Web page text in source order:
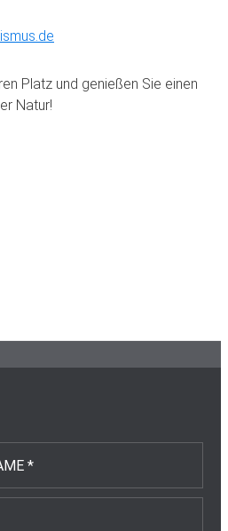
Platz und genießen Sie einen
Natur!